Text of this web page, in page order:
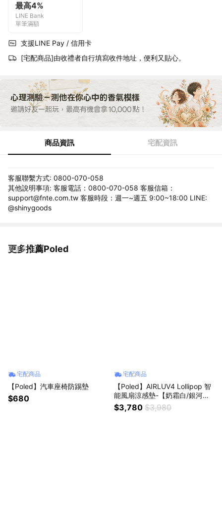
最高4%
LINE Bank
單筆滿額
支援LINE Pay / 信用卡
[宅配商品]由收禮者自行填寫收件地址，便利又貼心。
商品資訊 宅配資訊
客服聯繫方式: 0800-070-058
其他說明事項: 客服電話：0800-070-058 客服信箱：
support@fnte.com.tw 客服時段：週一~週五 9:00~18:00 LINE:
@shinygoods
更多推薦Poled
看更多
宅配商品
【Poled】汽車座椅防踢墊
$680
宅配商品
【Poled】AIRLUV4 Lollipop 智
能風扇涼感墊-【奶霜白/銀河灰/
燕麥奶/跳跳糖】母嬰用品/幼兒/
新生禮/韓國/月子中心/皮膚/紅
$3,780 $3,980